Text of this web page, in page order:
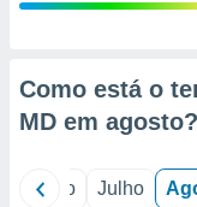
Como está o
MD em agosto?
Junho Julho